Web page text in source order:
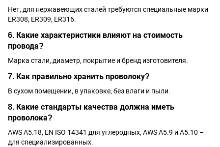
Нет, для нержавеющих сталей требуются специальные марки
ER308, ER309, ER316.
6. Какие характеристики влияют на стоимость
провода?
Марка стали, диаметр, покрытие и бренд изготовителя.
7. Как правильно хранить проволоку?
В сухом помещении, в упаковке, без влаги и пыли.
8. Какие стандарты качества должна иметь
проволока?
AWS A5.18, EN ISO 14341 для углеродных, AWS A5.9 и A5.10 –
для специализированных.